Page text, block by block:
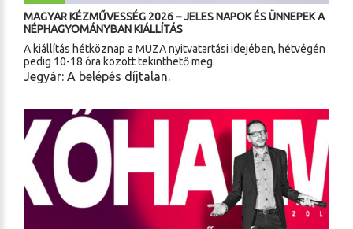
MAGYAR KÉZMŰVESSÉG 2026 – JELES NAPOK ÉS ÜNNEPEK A
NÉPHAGYOMÁNYBAN KIÁLLÍTÁS
A kiállítás hétköznap a MUZA nyitvatartási idejében, hétvégén
pedig 10-18 óra között tekinthető meg.
Jegyár: A belépés díjtalan.